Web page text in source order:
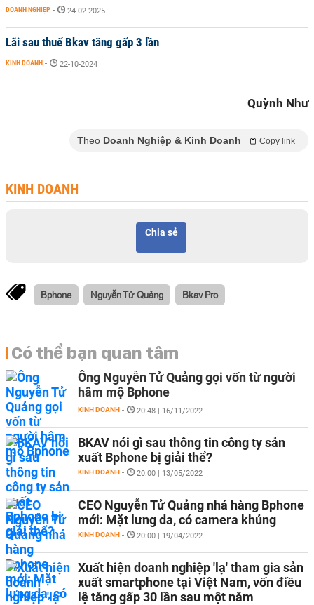
DOANH NGHIỆP - 24-02-2025
Lãi sau thuế Bkav tăng gấp 3 lần
KINH DOANH - 22-10-2024
Quỳnh Như
Theo Doanh Nghiệp & Kinh Doanh Copy link
KINH DOANH
Chia sẻ
Bphone Nguyễn Tử Quảng Bkav Pro
Có thể bạn quan tâm
Ông Nguyễn Tử Quảng gọi vốn từ người
hâm mộ Bphone
KINH DOANH - 20:48 | 16/11/2022
BKAV nói gì sau thông tin công ty sản
xuất Bphone bị giải thể?
KINH DOANH - 20:00 | 13/05/2022
CEO Nguyễn Tử Quảng nhá hàng Bphone
mới: Mặt lưng da, có camera khủng
KINH DOANH - 20:00 | 19/04/2022
Xuất hiện doanh nghiệp 'lạ' tham gia sản
xuất smartphone tại Việt Nam, vốn điều
lệ tăng gấp 30 lần sau một năm